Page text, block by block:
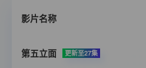
影片名称
第五立面 更新至27集